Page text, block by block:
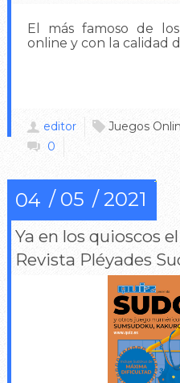
El más famoso de los
online y con la calidad
editor Juegos
0
04 05 2021
Ya en los quioscos
Revista Pléyades